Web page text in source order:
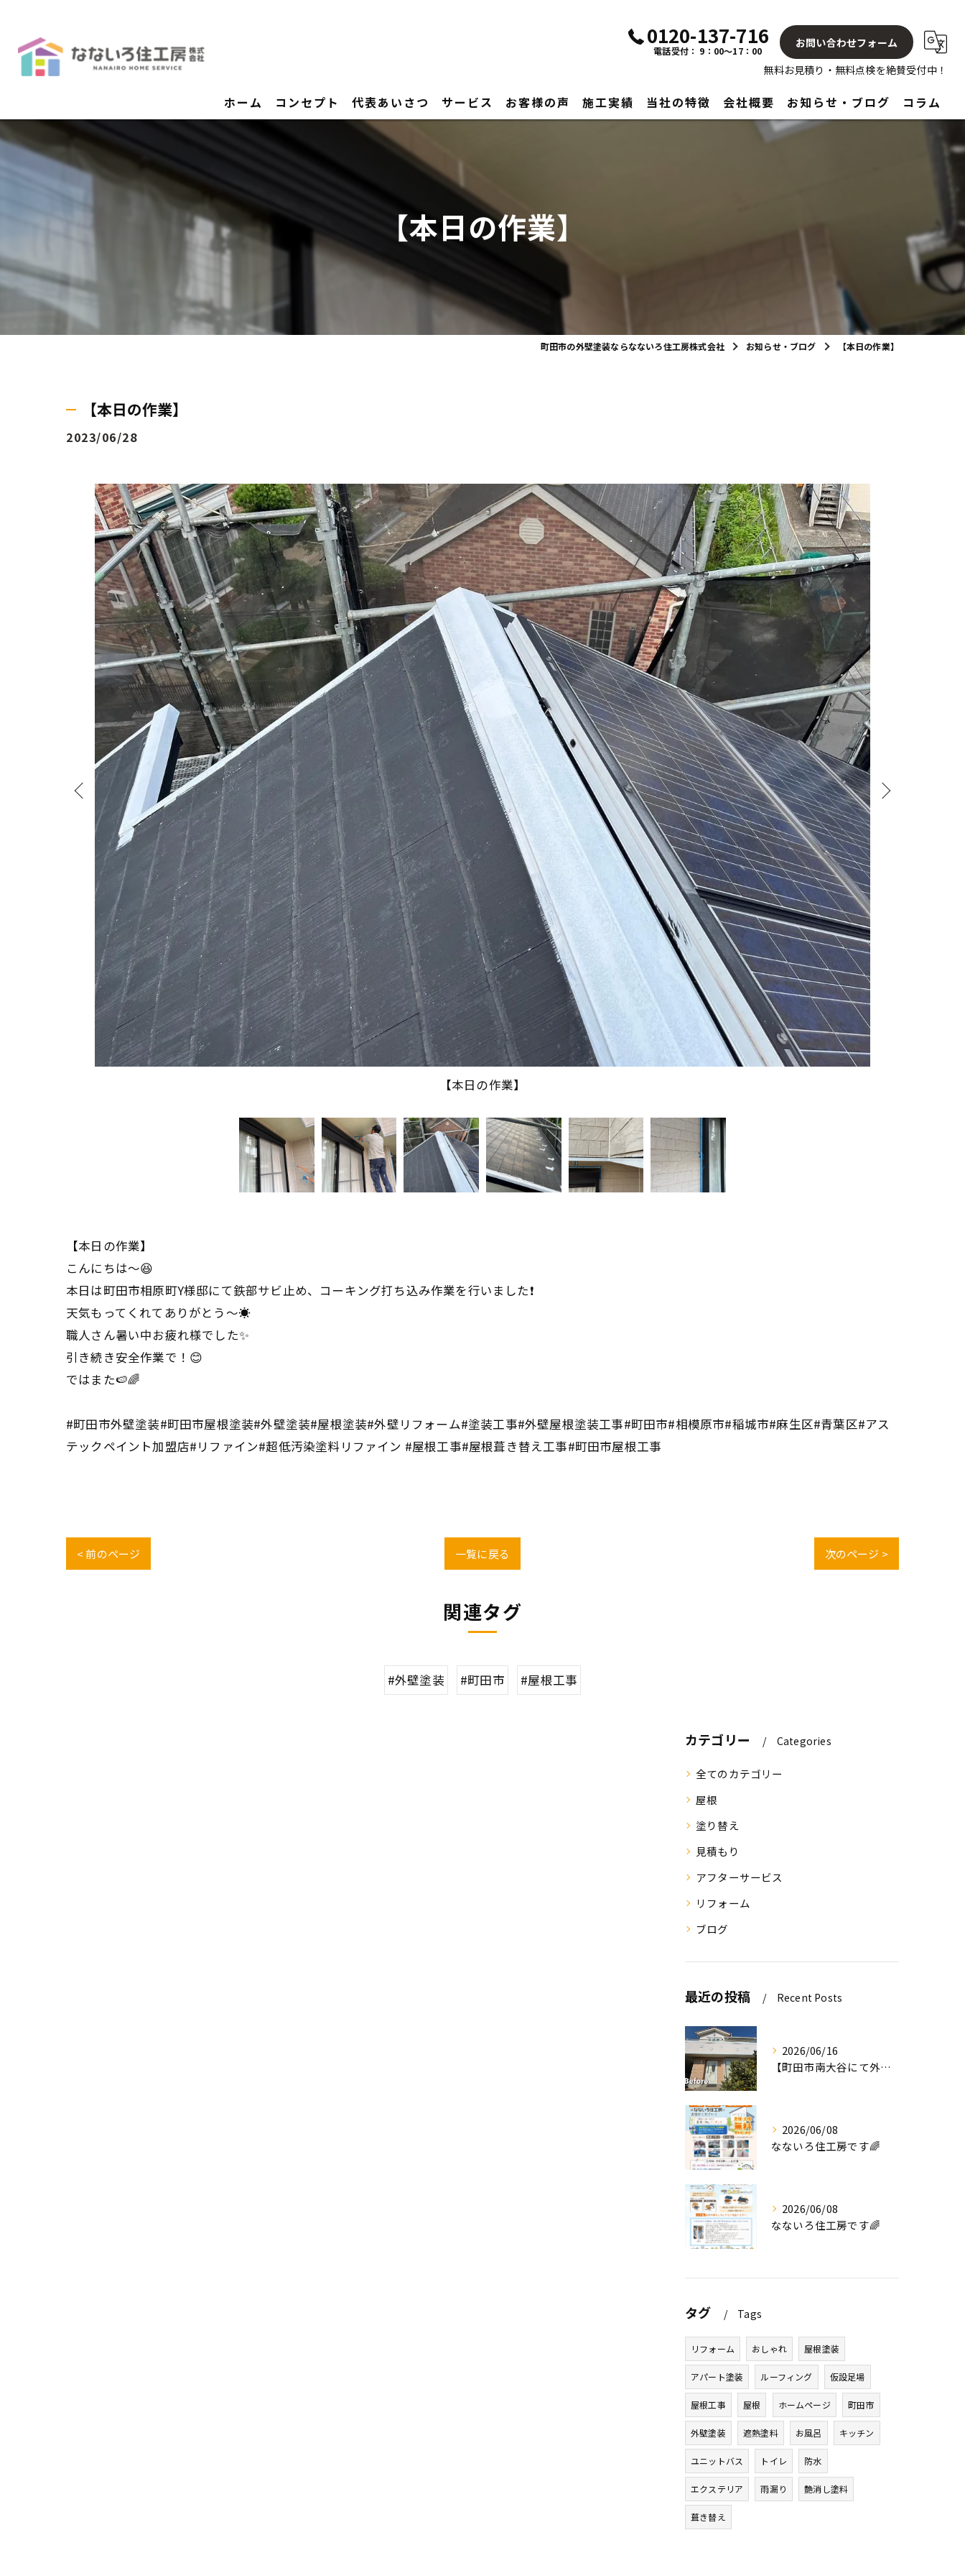
0120-137-716
電話受付： 9：00～17：00
お問い合わせフォーム
無料お見積り・無料点検を絶賛受付中！
ホーム コンセプト 代表あいさつ サービス お客様の声 施工実績 当社の特徴 会社概要 お知らせ・ブログ コラム
【本日の作業】
町田市の外壁塗装ならなないろ住工房株式会社 お知らせ・ブログ 【本日の作業】
【本日の作業】
2023/06/28
【本日の作業】
【本日の作業】
こんにちは〜😆
本日は町田市相原町Y様邸にて鉄部サビ止め、コーキング打ち込み作業を行いました❗️
天気もってくれてありがとう〜☀️
職人さん暑い中お疲れ様でした✨
引き続き安全作業で！😊
ではまた🍉🌈
#町田市外壁塗装#町田市屋根塗装#外壁塗装#屋根塗装#外壁リフォーム#塗装工事#外壁屋根塗装工事#町田市#相模原市#稲城市#麻生区#青葉区#アス
テックペイント加盟店#リファイン#超低汚染塗料リファイン #屋根工事#屋根葺き替え工事#町田市屋根工事
< 前のページ 一覧に戻る 次のページ >
関連タグ
#外壁塗装 #町田市 #屋根工事
カテゴリー Categories
全てのカテゴリー
屋根
塗り替え
見積もり
アフターサービス
リフォーム
ブログ
最近の投稿 Recent Posts
2026/06/16
【町田市南大谷にて外壁塗装工事完工のお知らせ】
2026/06/08
なないろ住工房です🌈
2026/06/08
なないろ住工房です🌈
タグ Tags
リフォーム おしゃれ 屋根塗装
アパート塗装 ルーフィング 仮設足場
屋根工事 屋根 ホームページ 町田市
外壁塗装 遮熱塗料 お風呂 キッチン
ユニットバス トイレ 防水
エクステリア 雨漏り 艶消し塗料
葺き替え